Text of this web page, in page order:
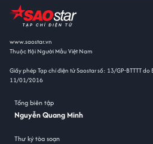
www.saostar.vn
Thuộc Hội Người Mẫu Việt Nam
Giấy phép Tạp chí điện tử Saostar số: 13/GP-BTTTT
11/01/2016
Tổng biên tập
Nguyễn Quang Minh
Thư ký tòa soạn